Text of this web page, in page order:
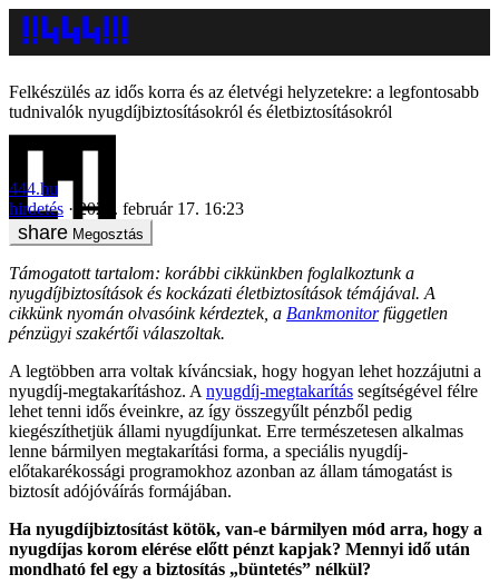
Felkészülés az idős korra és az életvégi helyzetekre: a legfontosabb
tudnivalók nyugdíjbiztosításokról és életbiztosításokról
444.hu
hirdetés
2025. február 17. 16:23
Megosztás
Támogatott tartalom: korábbi cikkünkben foglalkoztunk a
nyugdíjbiztosítások és kockázati életbiztosítások témájával. A
cikkünk nyomán olvasóink kérdeztek, a Bankmonitorfüggetlen
pénzügyi szakértői válaszoltak.
A legtöbben arra voltak kíváncsiak, hogy hogyan lehet hozzájutni a
nyugdíj-megtakarításhoz. A nyugdíj-megtakarítás segítségével félre
lehet tenni idős éveinkre, az így összegyűlt pénzből pedig
kiegészíthetjük állami nyugdíjunkat. Erre természetesen alkalmas
lenne bármilyen megtakarítási forma, a speciális nyugdíj-
előtakarékossági programokhoz azonban az állam támogatást is
biztosít adójóváírás formájában.
Ha nyugdíjbiztosítást kötök, van-e bármilyen mód arra, hogy a
nyugdíjas korom elérése előtt pénzt kapjak? Mennyi idő után
mondható fel egy a biztosítás „büntetés” nélkül?